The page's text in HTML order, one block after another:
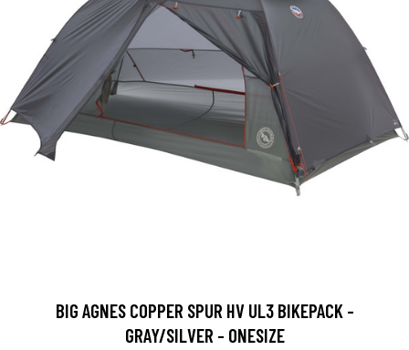
BIG AGNES COPPER SPUR HV UL3 BIKEPACK -
GRAY/SILVER - ONESIZE